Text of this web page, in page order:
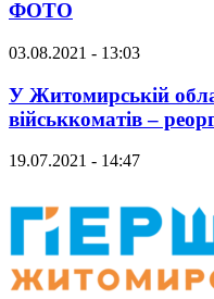
ФОТО
03.08.2021 - 13:03
У Житомирській
військкоматів –
19.07.2021 - 14:47